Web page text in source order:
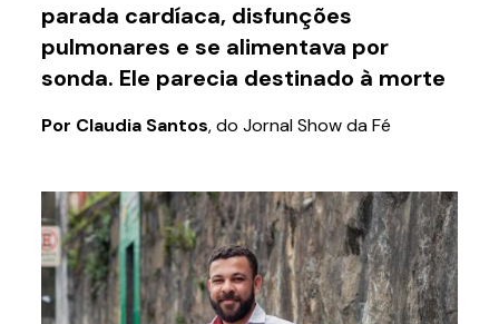
parada cardíaca, disfunções
pulmonares e se alimentava por
sonda. Ele parecia destinado à morte
Por Claudia Santos, do Jornal Show da Fé